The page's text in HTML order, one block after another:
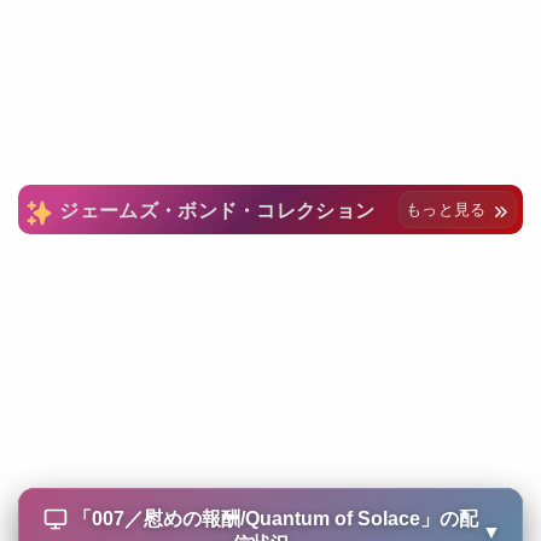
ジェームズ・ボンド・コレクション もっと見る
「 007／慰めの報酬/Quantum of Solace」の配
▼